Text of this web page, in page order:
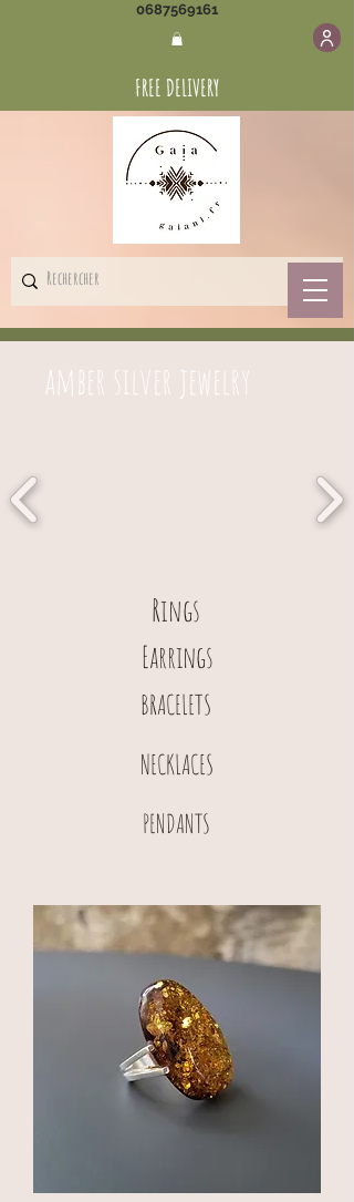
0687569161
FREE DELIVERY
amber silver jewelry
Rings
Earrings
BRACELETS
NECKLACES
PENDANTS